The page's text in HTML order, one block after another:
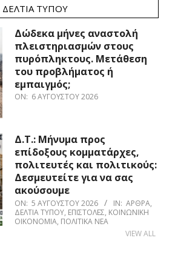
ΔΕΛΤΊΑ ΤΎΠΟΥ
Δώδεκα μήνες αναστολή
πλειστηριασμών στους
πυρόπληκτους. Μετάθεση
του προβλήματος ή
εμπαιγμός;
ON: 6 ΑΥΓΟΎΣΤΟΥ 2026
Δ.Τ.: Μήνυμα προς
επίδοξους κομματάρχες,
πολιτευτές και πολιτικούς:
Δεσμευτείτε για να σας
ακούσουμε
ON: 5 ΑΥΓΟΎΣΤΟΥ 2026 IN: ΆΡΘΡΑ,
ΔΕΛΤΊΑ ΤΎΠΟΥ, ΕΠΙΣΤΟΛΈΣ, ΚΟΙΝΩΝΙΚΉ
ΟΙΚΟΝΟΜΊΑ, ΠΟΛΙΤΙΚΆ ΝΈΑ
VIEW ALL